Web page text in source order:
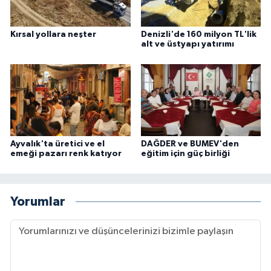
Kırsal yollara neşter
Denizli'de 160 milyon TL'lik
alt ve üstyapı yatırımı
Ayvalık'ta üretici ve el
emeği pazarı renk katıyor
DAĞDER ve BUMEV'den
eğitim için güç birliği
Yorumlar